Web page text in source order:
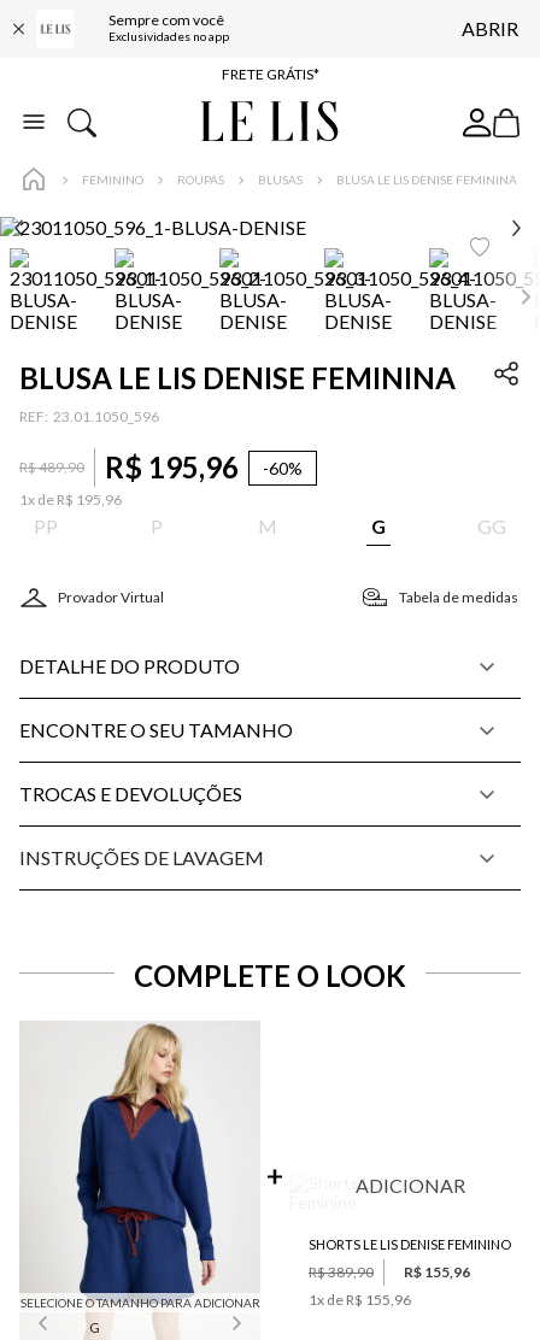
Sempre com você
Exclusividades no app ABRIR
ENTREGA EXPRESSA*
FRETE GRÁTIS*
BAIXE O APP
FEMININO ROUPAS BLUSAS BLUSA LE LIS DENISE FEMININA
BLUSA LE LIS DENISE FEMININA
: 23.01.1050_596
R$489,90 R$ 195,96 -60%
1x de R$ 195,96
PP P M G GG
Provador Virtual Tabela de medidas
DETALHE DO PRODUTO
ENCONTRE O SEU TAMANHO
TROCAS E DEVOLUÇÕES
INSTRUÇÕES DE LAVAGEM
COMPLETE O LOOK
SELECIONE O TAMANHO PARA ADICIONAR
G
ADICIONAR
SHORTS LE LIS DENISE FEMININO
R$ 389,90
R$ 155,96
1x de R$ 155,96